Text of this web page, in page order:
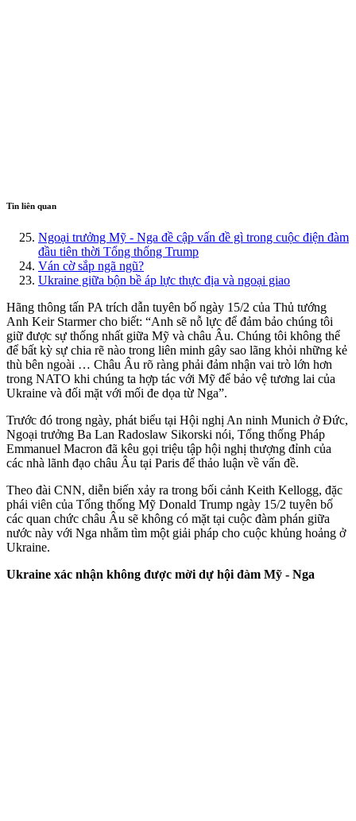
Tin liên quan
Ngoại trưởng Mỹ - Nga đề cập vấn đề gì trong cuộc điện đàm
đầu tiên thời Tổng thống Trump
Ván cờ sắp ngã ngũ?
Ukraine giữa bộn bề áp lực thực địa và ngoại giao
Hãng thông tấn PA trích dẫn tuyên bố ngày 15/2 của Thủ tướng
Anh Keir Starmer cho biết: “Anh sẽ nỗ lực để đảm bảo chúng tôi
giữ được sự thống nhất giữa Mỹ và châu Âu. Chúng tôi không thể
để bất kỳ sự chia rẽ nào trong liên minh gây sao lãng khỏi những kẻ
thù bên ngoài … Châu Âu rõ ràng phải đảm nhận vai trò lớn hơn
trong NATO khi chúng ta hợp tác với Mỹ để bảo vệ tương lai của
Ukraine và đối mặt với mối đe dọa từ Nga”.
Trước đó trong ngày, phát biểu tại Hội nghị An ninh Munich ở Đức,
Ngoại trưởng Ba Lan Radoslaw Sikorski nói, Tổng thống Pháp
Emmanuel Macron đã kêu gọi triệu tập hội nghị thượng đỉnh của
các nhà lãnh đạo châu Âu tại Paris để thảo luận về vấn đề.
Theo đài CNN, diễn biến xảy ra trong bối cảnh Keith Kellogg, đặc
phái viên của Tổng thống Mỹ Donald Trump ngày 15/2 tuyên bố
các quan chức châu Âu sẽ không có mặt tại cuộc đàm phán giữa
nước này với Nga nhằm tìm một giải pháp cho cuộc khủng hoảng ở
Ukraine.
Ukraine xác nhận không được mời dự hội đàm Mỹ - Nga